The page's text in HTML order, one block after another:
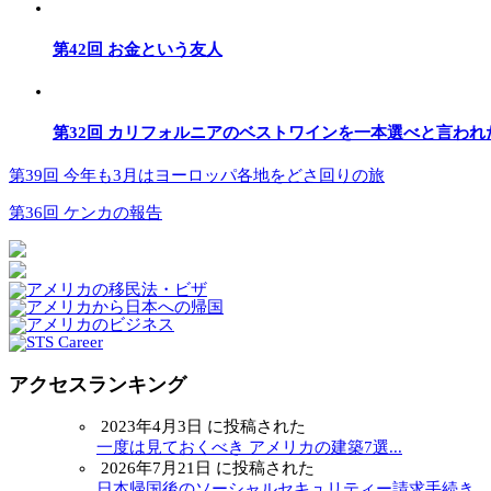
第42回 お金という友人
第32回 カリフォルニアのベストワインを一本選べと言われ
第39回 今年も3月はヨーロッパ各地をどさ回りの旅
第36回 ケンカの報告
アクセスランキング
2023年4月3日 に投稿された
一度は見ておくべき アメリカの建築7選...
2026年7月21日 に投稿された